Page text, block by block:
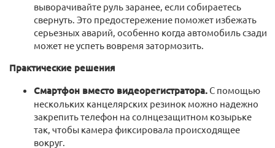
выворачивайте руль заранее, если собираетесь
свернуть. Это предостережение поможет избежать
серьезных аварий, особенно когда автомобиль сзади
может не успеть вовремя затормозить.
Практические решения
Смартфон вместо видеорегистратора. С помощью
нескольких канцелярских резинок можно надежно
закрепить телефон на солнцезащитном козырьке
так, чтобы камера фиксировала происходящее
вокруг.